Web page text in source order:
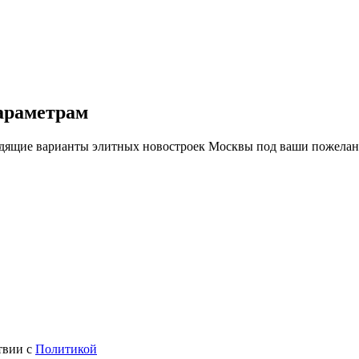
варианты элитных новостроек Москвы под ваши
с Политикой